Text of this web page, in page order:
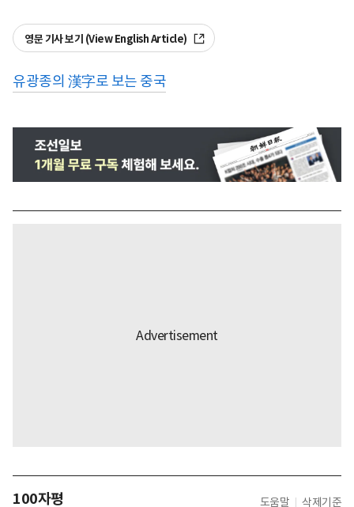
영문 기사 보기 (View English Article)
유광종의 漢字로 보는 중국
100자평 도움말 삭제기준